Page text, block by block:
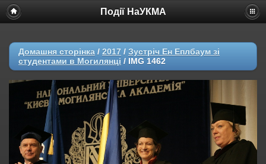
Події НаУКМА
Домашня сторінка / 2017 / Зустріч Ен Еплбаум зі
студентами в Могилянці / IMG 1462